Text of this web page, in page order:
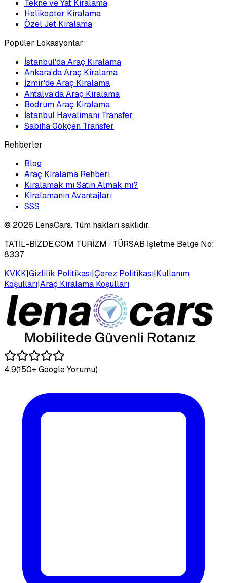
Tekne ve Yat Kiralama
Helikopter Kiralama
Özel Jet Kiralama
Popüler Lokasyonlar
İstanbul'da Araç Kiralama
Ankara'da Araç Kiralama
İzmir'de Araç Kiralama
Antalya'da Araç Kiralama
Bodrum Araç Kiralama
İstanbul Havalimanı Transfer
Sabiha Gökçen Transfer
Rehberler
Blog
Araç Kiralama Rehberi
Kiralamak mı Satın Almak mı?
Kiralamanın Avantajları
SSS
© 2026 LenaCars. Tüm hakları saklıdır.
TATİL-BİZDE.COM TURİZM · TÜRSAB İşletme Belge No:
8337
KVKK|Gizlilik Politikası|Çerez Politikası|Kullanım
Koşulları|Araç Kiralama Koşulları
4.9(150+ Google Yorumu)